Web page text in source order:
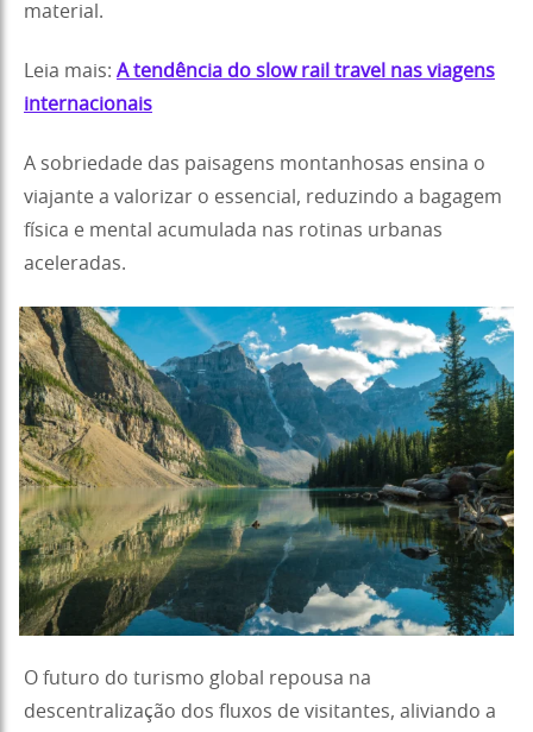
material.
Leia mais: A tendência do slow rail travel nas viagens
internacionais
A sobriedade das paisagens montanhosas ensina o
viajante a valorizar o essencial, reduzindo a bagagem
física e mental acumulada nas rotinas urbanas
aceleradas.
O futuro do turismo global repousa na
descentralização dos fluxos de visitantes, aliviando a